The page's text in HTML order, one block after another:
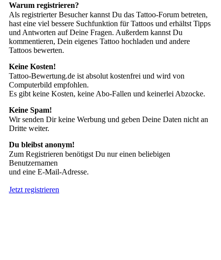
Warum registrieren?
Als registrierter Besucher kannst Du das Tattoo-Forum betreten,
hast eine viel bessere Suchfunktion für Tattoos und erhältst Tipps
und Antworten auf Deine Fragen. Außerdem kannst Du
kommentieren, Dein eigenes Tattoo hochladen und andere
Tattoos bewerten.
Keine Kosten!
Tattoo-Bewertung.de ist absolut kostenfrei und wird von
Computerbild empfohlen.
Es gibt keine Kosten, keine Abo-Fallen und keinerlei Abzocke.
Keine Spam!
Wir senden Dir keine Werbung und geben Deine Daten nicht an
Dritte weiter.
Du bleibst anonym!
Zum Registrieren benötigst Du nur einen beliebigen
Benutzernamen
und eine E-Mail-Adresse.
Jetzt registrieren